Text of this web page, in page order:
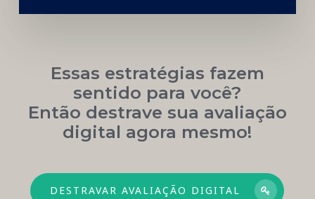
Essas estratégias fazem
sentido para você?
Então destrave sua avaliação
digital agora mesmo!
DESTRAVAR AVALIAÇÃO DIGITAL